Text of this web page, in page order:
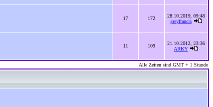
17 172
28.10.2019, 09:48
greyfrancis
11 109
21.10.2012, 23:36
ARKY
Alle Zeiten sind GMT + 1 Stunde